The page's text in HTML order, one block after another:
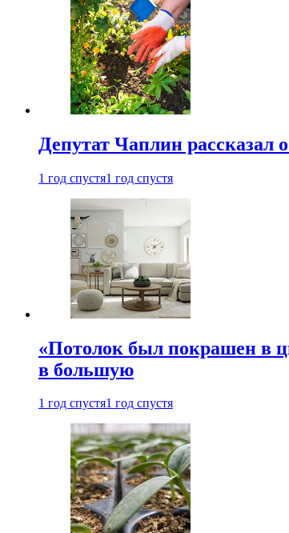
Депутат Чаплин
1 год спустя1 год спустя
«Потолок был покрашен в
в большую
1 год спустя1 год спустя